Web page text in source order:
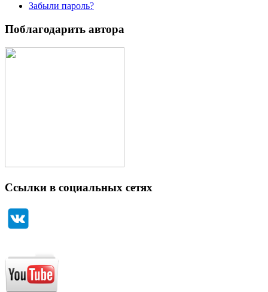
Забыли пароль?
Поблагодарить автора
Ссылки в социальных сетях